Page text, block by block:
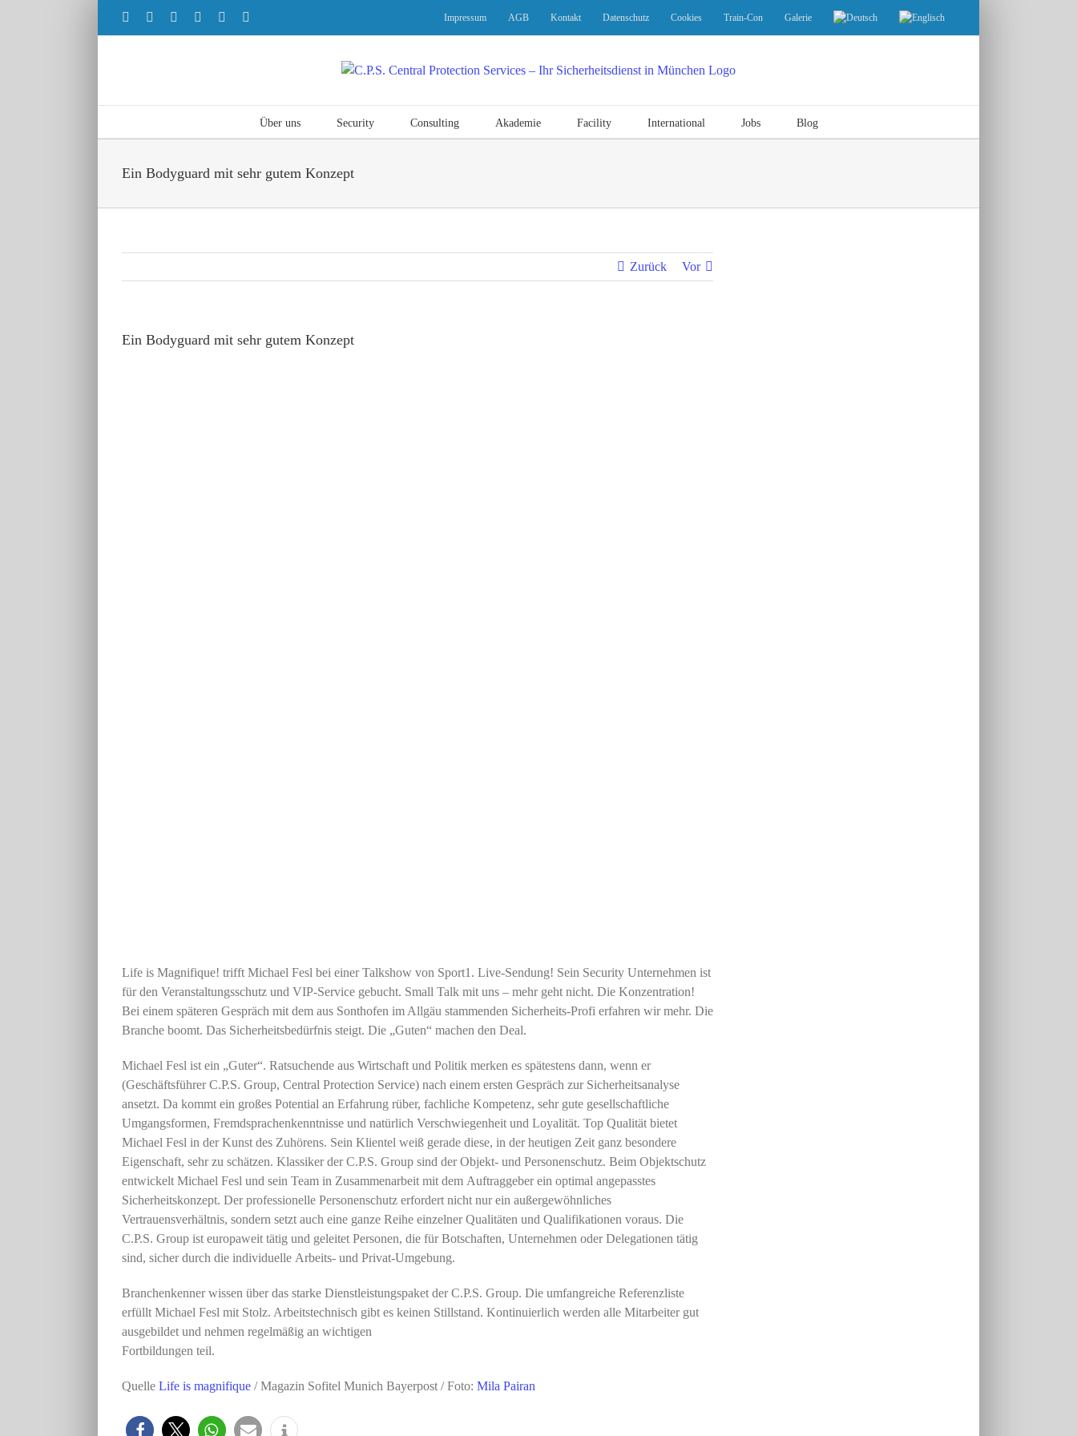
FacebookInstagram YouTubeLinkedIn Impressum AGB Kontakt Datenschutz Cookies Train-Con Galerie
Über uns Security Consulting Akademie Facility International Jobs Blog
Ein Bodyguard mit sehr gutem Konzept
Zurück Vor
Ein Bodyguard mit sehr gutem Konzept
Life is Magnifique! trifft Michael Fesl bei einer Talkshow von Sport1. Live-Sendung! Sein Security Unternehmen ist
für den Veranstaltungsschutz und VIP-Service gebucht. Small Talk mit uns – mehr geht nicht. Die Konzentration!
Bei einem späteren Gespräch mit dem aus Sonthofen im Allgäu stammenden Sicherheits-Profi erfahren wir mehr. Die
Branche boomt. Das Sicherheitsbedürfnis steigt. Die „Guten“ machen den Deal.
Michael Fesl ist ein „Guter“. Ratsuchende aus Wirtschaft und Politik merken es spätestens dann, wenn er
(Geschäftsführer C.P.S. Group, Central Protection Service) nach einem ersten Gespräch zur Sicherheitsanalyse
ansetzt. Da kommt ein großes Potential an Erfahrung rüber, fachliche Kompetenz, sehr gute gesellschaftliche
Umgangsformen, Fremdsprachenkenntnisse und natürlich Verschwiegenheit und Loyalität. Top Qualität bietet
Michael Fesl in derKunst des Zuhörens. Sein Klientel weiß gerade diese, in der heutigen Zeit ganz besondere
Eigenschaft, sehr zu schätzen. KlassikerderC.P.S. Group sind der Objekt- und Personenschutz. Beim Objektschutz
entwickelt Michael Fesl und sein Team in Zusammenarbeit mit dem Auftraggeberein optimal angepasstes
Sicherheitskonzept. Der professionelle Personenschutz erfordert nicht nurein außergewöhnliches
Vertrauensverhältnis, sondern setzt auch eine ganze Reihe einzelner Qualitäten und Qualifikationen voraus. Die
C.P.S. Group ist europaweit tätig und geleitet Personen, die für Botschaften, Unternehmen oderDelegationen tätig
sind, sicherdurch die individuelle Arbeits- und Privat-Umgebung.
Branchenkenner wissen über das starke Dienstleistungspaket derC.P.S. Group. Die umfangreiche Referenzliste
erfüllt Michael Fesl mit Stolz. Arbeitstechnisch gibt es keinen Stillstand. Kontinuierlich werden alle Mitarbeiter gut
ausgebildet und nehmen regelmäßig an wichtigen
Fortbildungen teil.
Quelle Life is magnifique / Magazin Sofitel Munich Bayerpost / Foto: Mila Pairan